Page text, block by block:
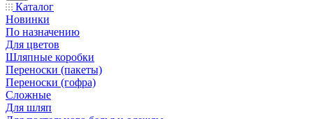
Каталог
Новинки
По назначению
Для цветов
Шляпные коробки
Переноски (пакеты)
Переноски (гофра)
Сложные
Для шляп